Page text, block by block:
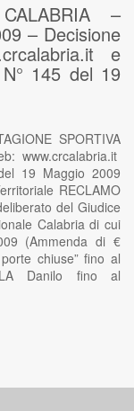
–
– Decisione
e
145 del 19
SPORTIVA
www.crcalabria.it
19 Maggio 2009
RECLAMO
del Giudice
Calabria di cui
(Ammenda di €
chiuse” fino al
Danilo fino al